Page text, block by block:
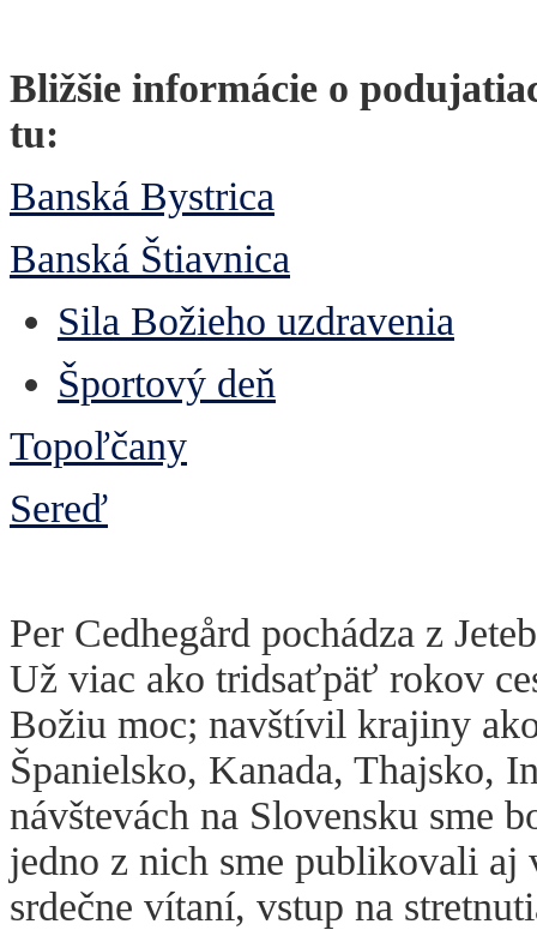
Bližšie informácie o
tu:
Banská Bystrica
Banská Štiavnica
Sila Božieho uzdravenia
Športový deň
Topoľčany
Sereď
Per Cedhegård pochádza z
Už viac ako tridsaťpäť rokov
Božiu moc; navštívil krajiny
Španielsko, Kanada, Thajsko,
návštevách na Slovensku sme
jedno z nich sme publikovali aj
srdečne vítaní, vstup na